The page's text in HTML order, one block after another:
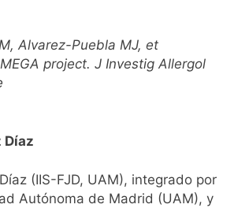
Alvarez-Puebla MJ, et
project. J Investig Allergol
Díaz
(IIS-FJD, UAM), integrado por
Autónoma de Madrid (UAM), y